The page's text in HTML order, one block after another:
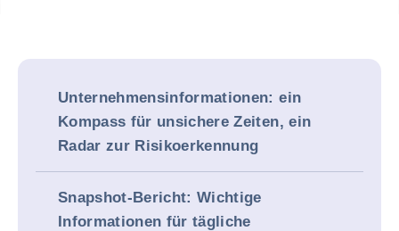
Unternehmensinformationen: ein
Kompass für unsichere Zeiten, ein
Radar zur Risikoerkennung
Snapshot-Bericht: Wichtige
Informationen für tägliche